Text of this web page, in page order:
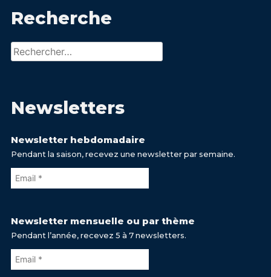
Recherche
Rechercher :
Newsletters
Newsletter hebdomadaire
Pendant la saison, recevez une newsletter par semaine.
Newsletter mensuelle ou par thème
Pendant l’année, recevez 5 à 7 newsletters.